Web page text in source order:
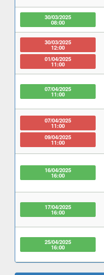
30/03/2025
08:00
30/03/2025
12:00
01/04/2025
11:00
07/04/2025
11:00
07/04/2025
11:00
09/04/2025
11:00
16/04/2025
16:00
17/04/2025
16:00
25/04/2025
16:00